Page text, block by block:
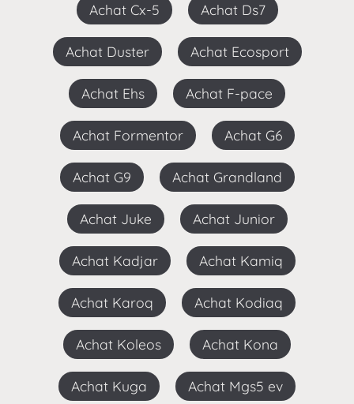
Achat Cx-5 Achat Ds7
Achat Duster Achat Ecosport
Achat Ehs Achat F-pace
Achat Formentor Achat G6
Achat G9 Achat Grandland
Achat Juke Achat Junior
Achat Kadjar Achat Kamiq
Achat Karoq Achat Kodiaq
Achat Koleos Achat Kona
Achat Kuga Achat Mgs5 ev